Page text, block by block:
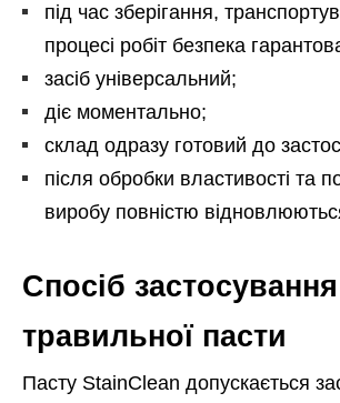
під час зберігання,
процесі робіт безпека
засіб універсальний;
діє моментально;
склад одразу готовий до
після обробки властивості та
виробу повністю
Спосіб застосування
травильної пасти
Пасту StainClean допускається